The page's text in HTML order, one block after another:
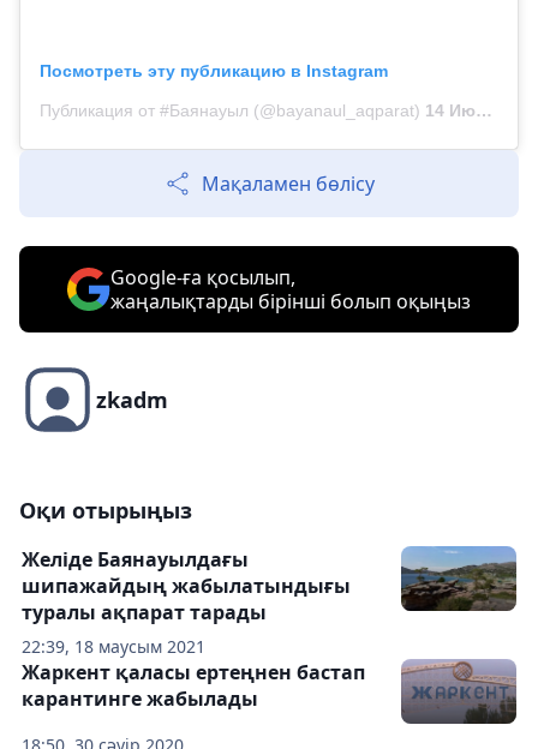
Посмотреть эту публикацию в Instagram
Публикация от #Баянауыл (@bayanaul_aqparat) 14 Июн 2020 в 7:44 PDT
Мақаламен бөлісу
Google-ға қосылып,
жаңалықтарды бірінші болып оқыңыз
zkadm
Оқи отырыңыз
22:39, 18 маусым 2021
Желіде Баянауылдағы
шипажайдың жабылатындығы
туралы ақпарат тарады
Жаркент қаласы ертеңнен бастап
карантинге жабылады